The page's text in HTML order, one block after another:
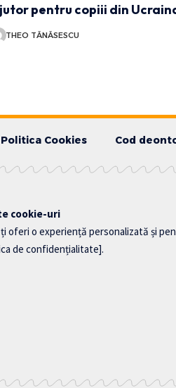
pentru copiii din
THEO TĂNĂSESCU
Politica Cookies Cod
cookie-uri
oferi o experiență personalizată și
de confidențialitate].